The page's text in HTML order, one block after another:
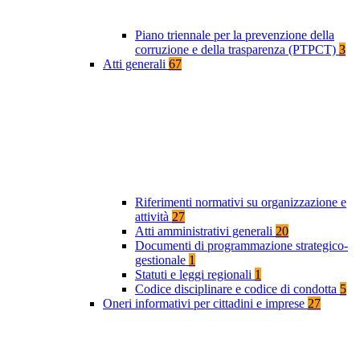
Piano triennale per la prevenzione della
corruzione e della trasparenza (PTPCT) 3
Atti generali 67
Riferimenti normativi su organizzazione e
attività 27
Atti amministrativi generali 20
Documenti di programmazione strategico-
gestionale 1
Statuti e leggi regionali 1
Codice disciplinare e codice di condotta 5
Oneri informativi per cittadini e imprese 27